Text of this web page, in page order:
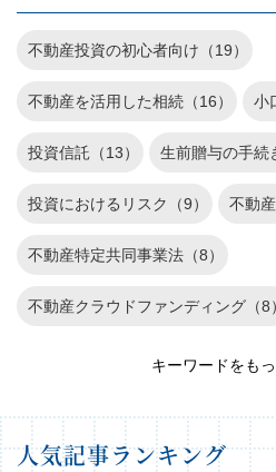
不動産投資の初心者向け（19）
不動産を活用した相続（16） 小
投資信託（13） 生前贈与の手続
投資におけるリスク（9） 不動
不動産特定共同事業法（8）
不動産クラウドファンディング（8）
REIT（6）
不動産（2） 家族信託（1）
キーワードをも
⼈気記事ランキング